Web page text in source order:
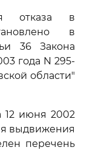
отказа в
в
36 Закона
года N 295-
области"
12 июня 2002
выдвижения
перечень